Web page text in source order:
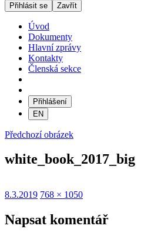
Zavřít
Úvod
Dokumenty
Hlavní zprávy
Kontakty
Členská sekce
Přihlášení
EN
Předchozí obrázek
white_book_2017_big
Publikováno:
8.3.2019 Původní
768 × 1050
Napsat komentář